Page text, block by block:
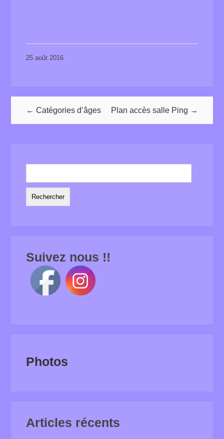
25 août 2016
← Catégories d’âges Plan accès salle Ping →
Suivez nous !!
Photos
Articles récents